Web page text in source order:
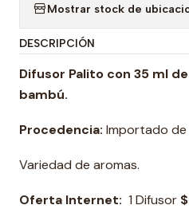
Mostrar stock de
DESCRIPCIÓN
Difusor Palito con 35 ml
bambú.
Procedencia: Importado de
Variedad de aromas.
Oferta Internet: 1 Difusor